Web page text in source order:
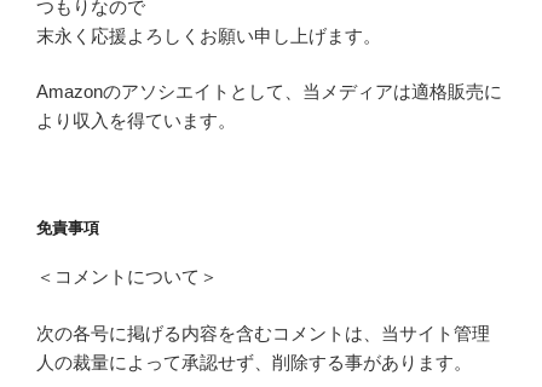
つもりなので
末永く応援よろしくお願い申し上げます。
Amazonのアソシエイトとして、当メディアは適格販売に
より収入を得ています。
免責事項
＜コメントについて＞
次の各号に掲げる内容を含むコメントは、当サイト管理
人の裁量によって承認せず、削除する事があります。